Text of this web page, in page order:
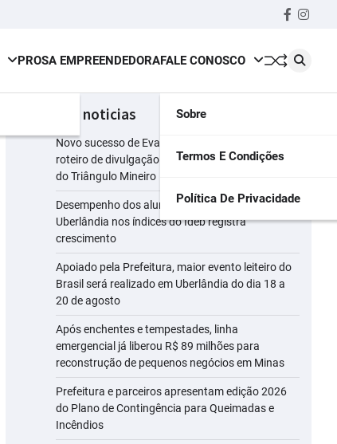
PROSA EMPREENDEDORAFALE CONOSCO
Sobre
Termos E Condições
Política De Privacidade
últimas noticias
Novo sucesso de Evandro Jr. ganha força em
roteiro de divulgação pelas principais emissoras
do Triângulo Mineiro
Desempenho dos alunos da rede municipal de
Uberlândia nos índices do Ideb registra
crescimento
Apoiado pela Prefeitura, maior evento leiteiro do
Brasil será realizado em Uberlândia do dia 18 a
20 de agosto
Após enchentes e tempestades, linha
emergencial já liberou R$ 89 milhões para
reconstrução de pequenos negócios em Minas
Prefeitura e parceiros apresentam edição 2026
do Plano de Contingência para Queimadas e
Incêndios